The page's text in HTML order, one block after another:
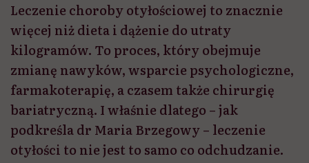
Leczenie choroby otyłościowej to znacznie
więcej niż dieta i dążenie do utraty
kilogramów. To proces, który obejmuje
zmianę nawyków, wsparcie psychologiczne,
farmakoterapię, a czasem także chirurgię
bariatryczną. I właśnie dlatego – jak
podkreśla dr Maria Brzegowy – leczenie
otyłości to nie jest to samo co odchudzanie.